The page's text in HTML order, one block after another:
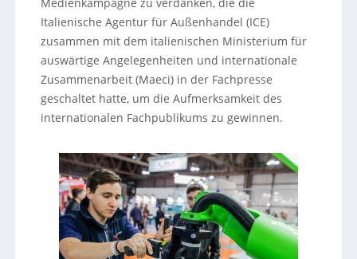
Italienische Agentur für Außenhandel (ICE)
zusammen mit dem italienischen Ministerium für
auswärtige Angelegenheiten und internationale
Zusammenarbeit (Maeci) in der Fachpresse
geschaltet hatte, um die Aufmerksamkeit des
internationalen Fachpublikums zu gewinnen.